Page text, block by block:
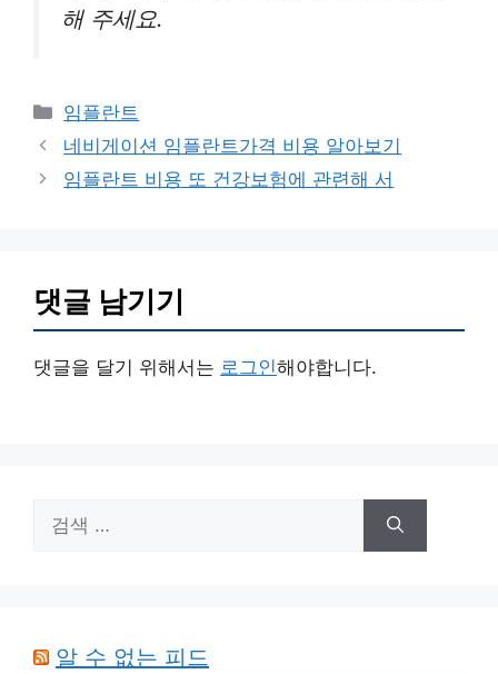
해 주세요.
카
테
리
임플란트
네비게이션 임플란트가격 비용 알아보기
임플란트 비용 또 건강보험에 관련해 서
댓글 남기기
댓글을 달기 위해서는 로그인해야합니다.
색:
알 수 없는 피드